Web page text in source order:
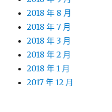
2018 年 8 月
2018 年 7 月
2018 年 3 月
2018 年 2 月
2018 年 1 月
2017 年 12 月